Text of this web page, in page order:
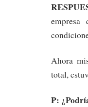
empresa
Ahora
total,
P: